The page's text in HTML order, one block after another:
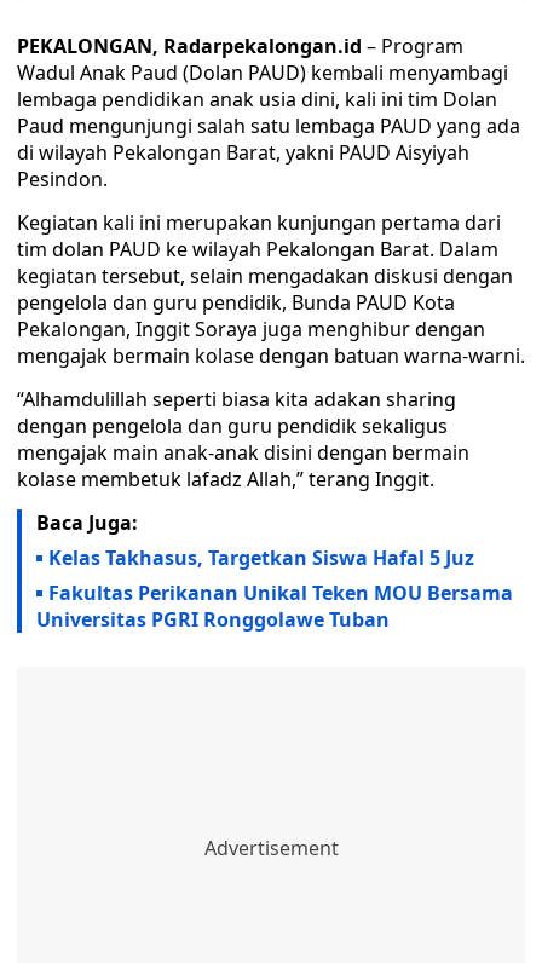
PEKALONGAN, Radarpekalongan.id – Program
Wadul Anak Paud (Dolan PAUD) kembali menyambagi
lembaga pendidikan anak usia dini, kali ini tim Dolan
Paud mengunjungi salah satu lembaga PAUD yang ada
di wilayah Pekalongan Barat, yakni PAUD Aisyiyah
Pesindon.
Kegiatan kali ini merupakan kunjungan pertama dari
tim dolan PAUD ke wilayah Pekalongan Barat. Dalam
kegiatan tersebut, selain mengadakan diskusi dengan
pengelola dan guru pendidik, Bunda PAUD Kota
Pekalongan, Inggit Soraya juga menghibur dengan
mengajak bermain kolase dengan batuan warna-warni.
“Alhamdulillah seperti biasa kita adakan sharing
dengan pengelola dan guru pendidik sekaligus
mengajak main anak-anak disini dengan bermain
kolase membetuk lafadz Allah,” terang Inggit.
Baca Juga:
Kelas Takhasus, Targetkan Siswa Hafal 5 Juz
Fakultas Perikanan Unikal Teken MOU Bersama
Universitas PGRI Ronggolawe Tuban